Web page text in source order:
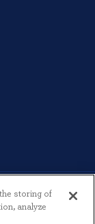
storing of
analyze